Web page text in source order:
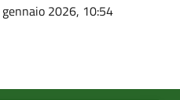
gennaio 2026, 10:54